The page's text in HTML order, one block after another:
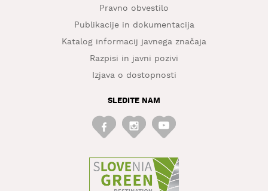
Pravno obvestilo
Publikacije in dokumentacija
Katalog informacij javnega značaja
Razpisi in javni pozivi
Izjava o dostopnosti
SLEDITE NAM